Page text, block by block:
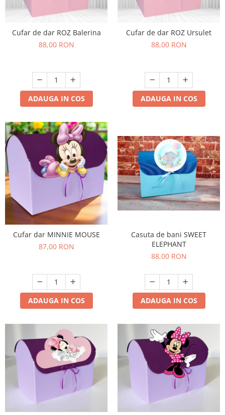
Cufar de dar ROZ Balerina
88,00 RON
ADAUGA IN COS
Cufar de dar ROZ Ursulet
88,00 RON
ADAUGA IN COS
Cufar dar MINNIE MOUSE
87,00 RON
ADAUGA IN COS
Casuta de bani SWEET
ELEPHANT
88,00 RON
ADAUGA IN COS